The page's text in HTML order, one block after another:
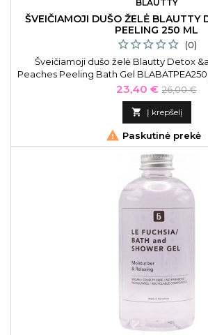
BLAUTTY
ŠVEIČIAMOJI DUŠO ŽELĖ BLAUTTY
PEELING 250 ML
(0)
Šveičiamoji dušo želė Blautty Detox
Peaches Peeling Bath Gel
ml
Kaina
23,40 € Bazinė
kaina
26,00 €
 Į krepšelį
 Paskutinė prekė